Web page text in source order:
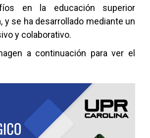
en la educación superior
y se ha desarrollado mediante un
y colaborativo.
a continuación para ver el